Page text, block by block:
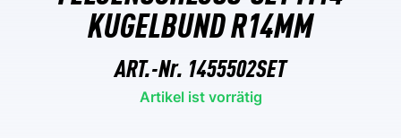
KUGELBUND R14MM
ART.-Nr. 1455502SET
Artikel ist vorrätig